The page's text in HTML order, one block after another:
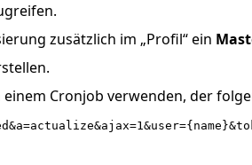
zusätzlich im „Profil“ ein
einem Cronjob verwenden, der